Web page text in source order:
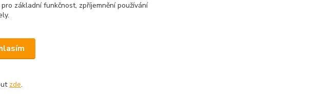
základní funkčnost, zpříjemnění používání
zde.